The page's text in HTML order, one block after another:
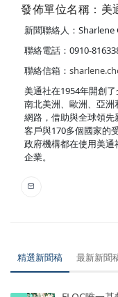
發佈單位名稱：美
新聞聯絡人：Sharlene
聯絡電話：0910-
聯絡信箱：
美通社在1954年開創
南北美洲、歐洲、亞
網路，借助與全球領
客戶與170多個國家的
政府機構都在使用美通
企業。
精選新聞稿 最新新聞